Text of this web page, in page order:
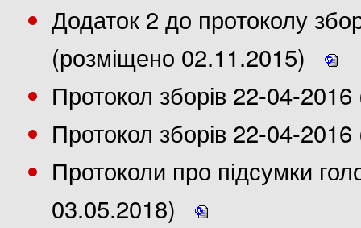
Додаток 2 до протоколу
(розміщено 02.11.2015)
Протокол зборів 22-04-
Протокол зборів 22-04-
Протоколи про підсумки
03.05.2018)